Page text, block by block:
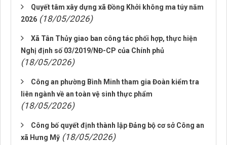
Quyết tâm xây dựng xã Đồng Khởi không ma túy năm
2026 (18/05/2026)
Xã Tân Thủy giao ban công tác phối hợp, thực hiện
Nghị định số 03/2019/NĐ-CP của Chính phủ
(18/05/2026)
Công an phường Bình Minh tham gia Đoàn kiểm tra
liên ngành về an toàn vệ sinh thực phẩm
(18/05/2026)
Công bố quyết định thành lập Đảng bộ cơ sở Công an
xã Hưng Mỹ (18/05/2026)